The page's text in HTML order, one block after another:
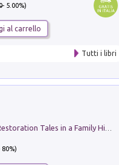
- 5.00%)
al carrello
Tutti i libri
80%)